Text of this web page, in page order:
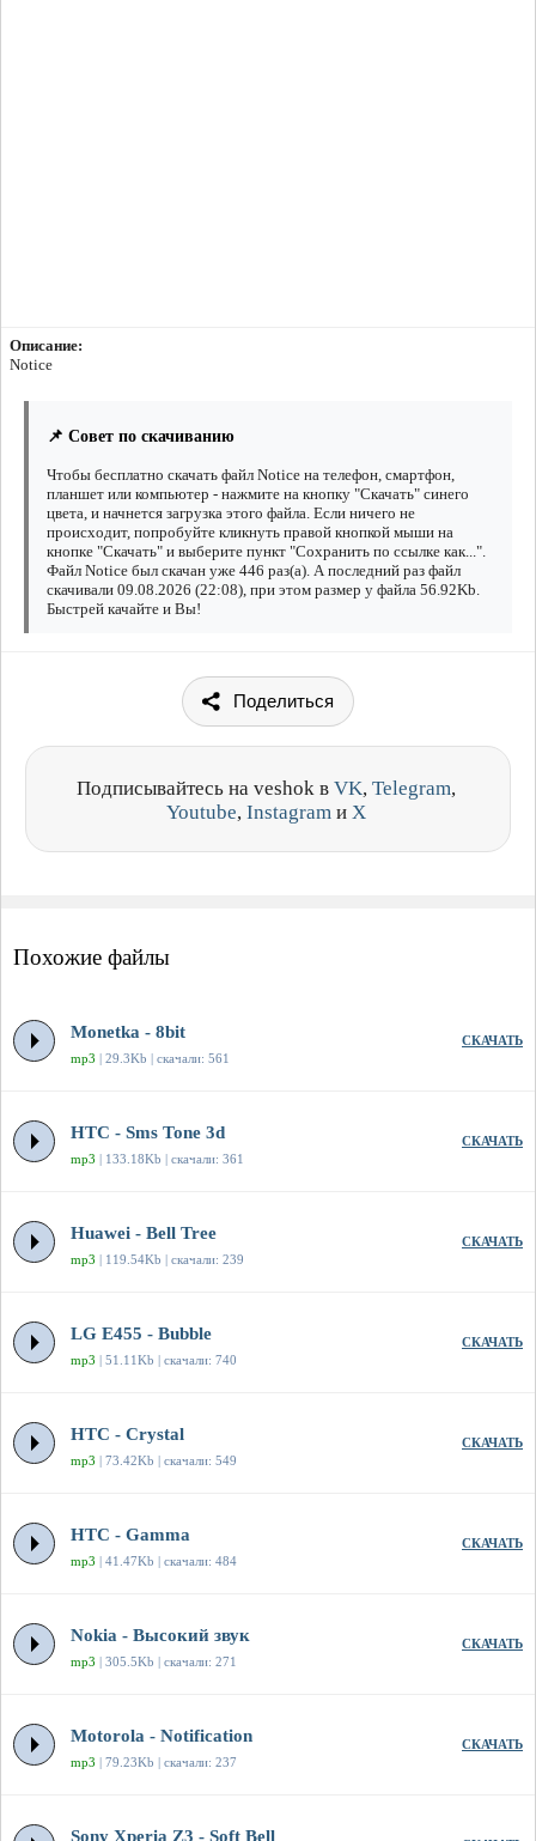
Описание:
Notice
📌 Совет по скачиванию
Чтобы бесплатно скачать файл Notice на телефон, смартфон,
планшет или компьютер - нажмите на кнопку "Скачать" синего
цвета, и начнется загрузка этого файла. Если ничего не
происходит, попробуйте кликнуть правой кнопкой мыши на
кнопке "Скачать" и выберите пункт "Сохранить по ссылке как...".
Файл Notice был скачан уже 446 раз(а). А последний раз файл
скачивали 09.08.2026 (22:08), при этом размер у файла 56.92Kb.
Быстрей качайте и Вы!
Поделиться
Подписывайтесь на veshok в VK, Telegram,
Youtube, Instagram и X
Похожие файлы
Monetka - 8bit
mp3 | 29.3Kb | скачали: 561
СКАЧАТЬ
HTC - Sms Tone 3d
mp3 | 133.18Kb | скачали: 361
СКАЧАТЬ
Huawei - Bell Tree
mp3 | 119.54Kb | скачали: 239
СКАЧАТЬ
LG E455 - Bubble
mp3 | 51.11Kb | скачали: 740
СКАЧАТЬ
HTC - Crystal
mp3 | 73.42Kb | скачали: 549
СКАЧАТЬ
HTC - Gamma
mp3 | 41.47Kb | скачали: 484
СКАЧАТЬ
Nokia - Высокий звук
mp3 | 305.5Kb | скачали: 271
СКАЧАТЬ
Motorola - Notification
mp3 | 79.23Kb | скачали: 237
СКАЧАТЬ
Sony Xperia Z3 - Soft Bell